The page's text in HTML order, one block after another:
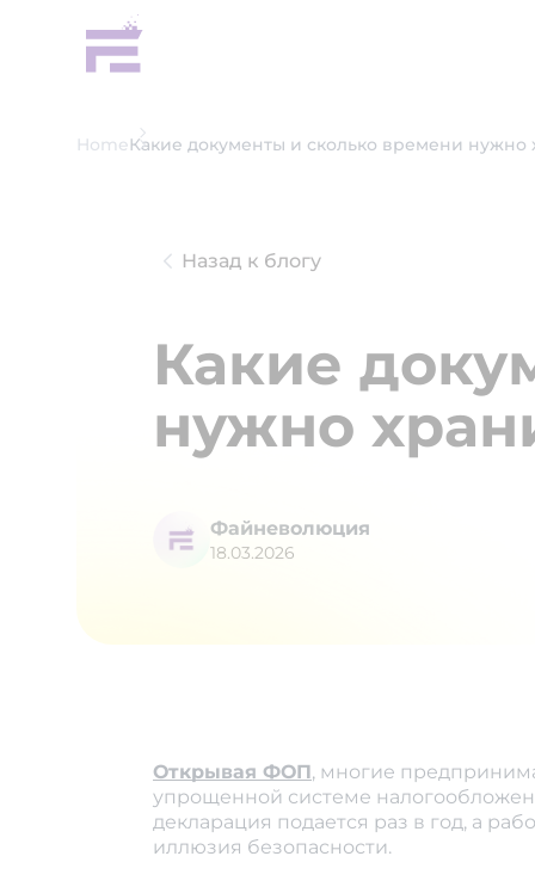
HomeКакие документы и сколько времени
Назад к блогу
Какие
нужно
Файневолюция
18.03.2026
Открывая ФОП, многие
упрощенной системе
декларация подается раз в год, а
иллюзия безопасности.